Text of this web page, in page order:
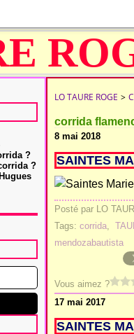
?
?
LO TAURE ROGE >
corrida
8 mai 2018
SAINTES
Posté par LO
Tags: corrida,
mendozabautista
Vous aimez ?
17 mai 2017
SAINTES